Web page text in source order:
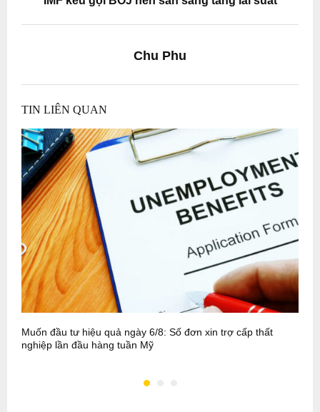
Chu Phu
TIN LIÊN QUAN
Muốn đầu tư hiệu quả ngày 6/8: Số đơn xin trợ cấp thất
nghiệp lần đầu hàng tuần Mỹ